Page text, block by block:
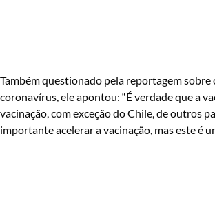
Também questionado pela reportagem
coronavírus, ele apontou: “É verdade que a
vacinação, com exceção do Chile, de outros
importante acelerar a vacinação, mas este é